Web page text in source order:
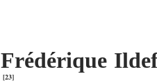
Frédérique
[23]